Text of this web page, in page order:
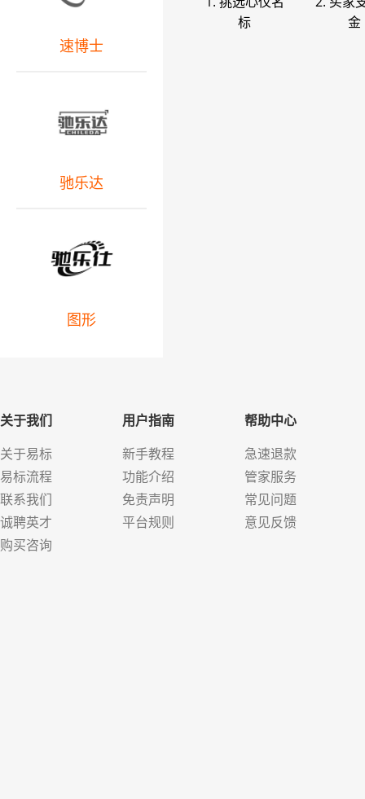
标
金
速博士
驰乐达
图形
关于我们
关于易标
易标流程
联系我们
诚聘英才
购买咨询
用户指南
新手教程
功能介绍
免责声明
平台规则
帮助中心
急速退款
管家服务
常见问题
意见反馈